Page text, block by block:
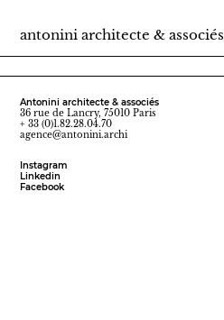
antonini architecte & associés
Antonini architecte & associés
36 rue de Lancry, 75010 Paris
+ 33 (0)1.82.28.04.70
agence@antonini.archi
Instagram
Linkedin
Facebook